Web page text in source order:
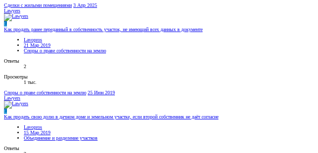
Сделки с жилыми помещениями 3 Апр 2025
Lawyers
L
Как продать ранее переданный в собственность участок, не имеющий всех данных в документе
Lavopros
21 Мар 2019
Споры о праве собственности на землю
Ответы
2
Просмотры
1 тыс.
Споры о праве собственности на землю 25 Июн 2019
Lawyers
L
Как продать свою долю в дачном доме и земельном участке, если второй собственник не даёт согласие
Lavopros
15 Мар 2019
Объединение и разделение участков
Ответы